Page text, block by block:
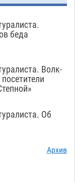
беда
Волк-
Об
Архив